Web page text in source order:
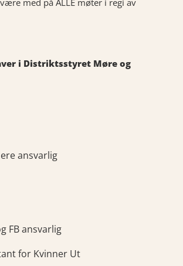
med på ALLE møter i regi av
i Distriktsstyret Møre og
ansvarlig
FB ansvarlig
for Kvinner Ut